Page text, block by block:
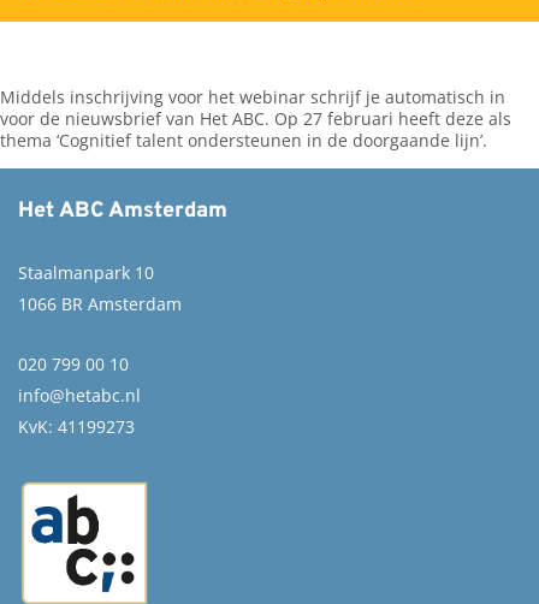
Middels inschrijving voor het webinar schrijf je automatisch in
voor de nieuwsbrief van Het ABC. Op 27 februari heeft deze als
thema ‘Cognitief talent ondersteunen in de doorgaande lijn’.
Het ABC Amsterdam
Staalmanpark 10
1066 BR Amsterdam
020 799 00 10
info@hetabc.nl
KvK: 41199273